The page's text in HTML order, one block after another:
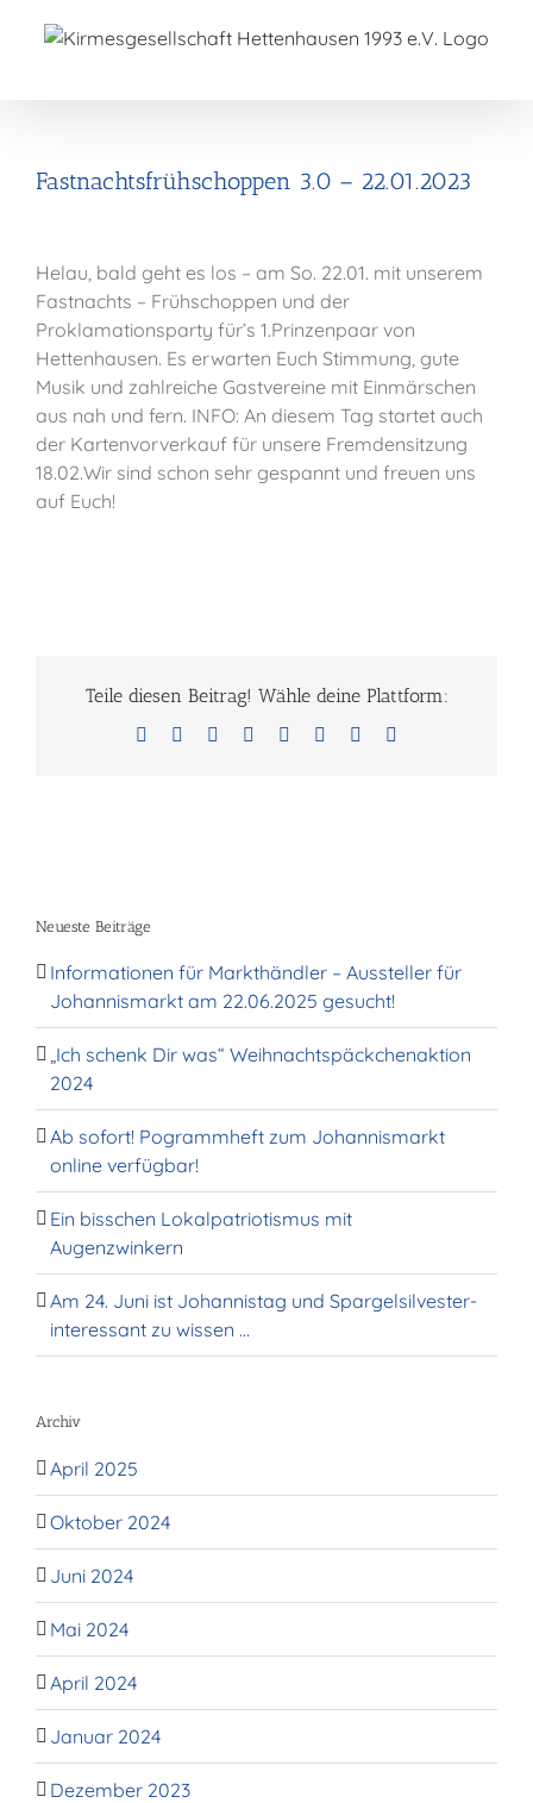
Inhalt
Fastnachtsfrühschoppen 3.0 – 22.01.2023
Helau, bald geht es los – am So. 22.01. mit unserem
Fastnachts – Frühschoppen und der
Proklamationsparty für’s 1.Prinzenpaar von
Hettenhausen. Es erwarten Euch Stimmung, gute
Musik und zahlreiche Gastvereine mit Einmärschen
aus nah und fern. INFO: An diesem Tag startet auch
der Kartenvorverkauf für unsere Fremdensitzung
18.02.Wir sind schon sehr gespannt und freuen uns
auf Euch!
Teile diesen Beitrag! Wähle deine Plattform:
Facebook Reddit LinkedIn
TumblrPinterest
Neueste Beiträge
Informationen für Markthändler – Aussteller für
Johannismarkt am 22.06.2025 gesucht!
„Ich schenk Dir was“ Weihnachtspäckchenaktion
2024
Ab sofort! Pogrammheft zum Johannismarkt
online verfügbar!
Ein bisschen Lokalpatriotismus mit
Augenzwinkern
Am 24. Juni ist Johannistag und Spargelsilvester-
interessant zu wissen …
Archiv
April 2025
Oktober 2024
Juni 2024
Mai 2024
April 2024
Januar 2024
Dezember 2023